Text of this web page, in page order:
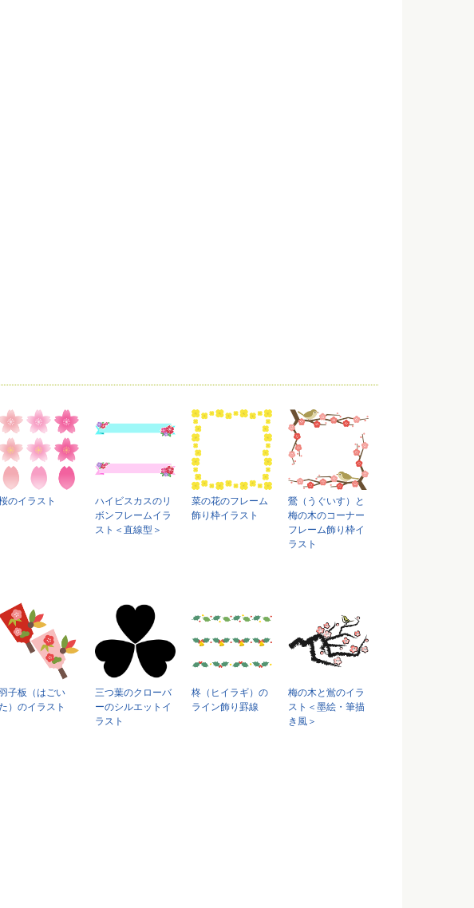
のイラスト
ハイビスカスのリ
ボンフレームイラ
スト＜直線型＞
菜の花のフレーム
飾り枠イラスト
鶯（うぐいす）と
梅の木のコーナー
フレーム飾り枠イ
ラスト
子板（はごい
）のイラスト
三つ葉のクローバ
ーのシルエットイ
ラスト
柊（ヒイラギ）の
ライン飾り罫線
梅の木と鴬のイラ
スト＜墨絵・筆描
き風＞